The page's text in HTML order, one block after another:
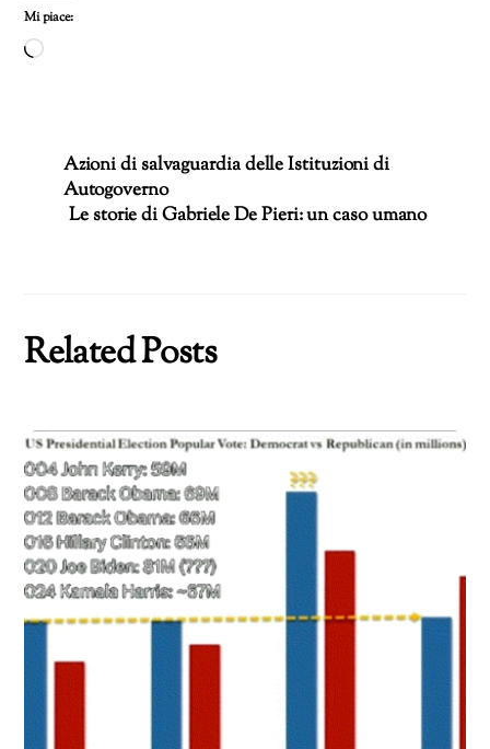
Mi piace:
Caricamento
Azioni di salvaguardia delle Istituzioni di
Autogoverno
Le storie di Gabriele De Pieri: un caso umano
Related Posts